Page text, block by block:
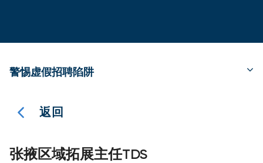
警惕虚假招聘陷阱
返回
张掖区域拓展主任TDS